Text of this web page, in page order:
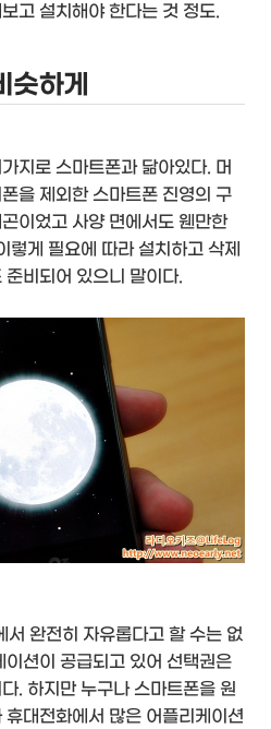
고 설치해야 한다는 것 정도.
하게
지로 스마트폰과 닮아있다. 머
을 제외한 스마트폰 진영의 구
이었고 사양 면에서도 웬만한
렇게 필요에 따라 설치하고 삭제
비되어 있으니 말이다.
서 완전히 자유롭다고 할 수는 없
션이 공급되고 있어 선택권은
. 하지만 누구나 스마트폰을 원
대전화에서 많은 어플리케이션